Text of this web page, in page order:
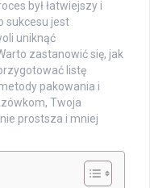
był łatwiejszy i
sukcesu jest
uniknąć
zastanowić się, jak
listę
pakowania i
Twoja
prostsza i mniej